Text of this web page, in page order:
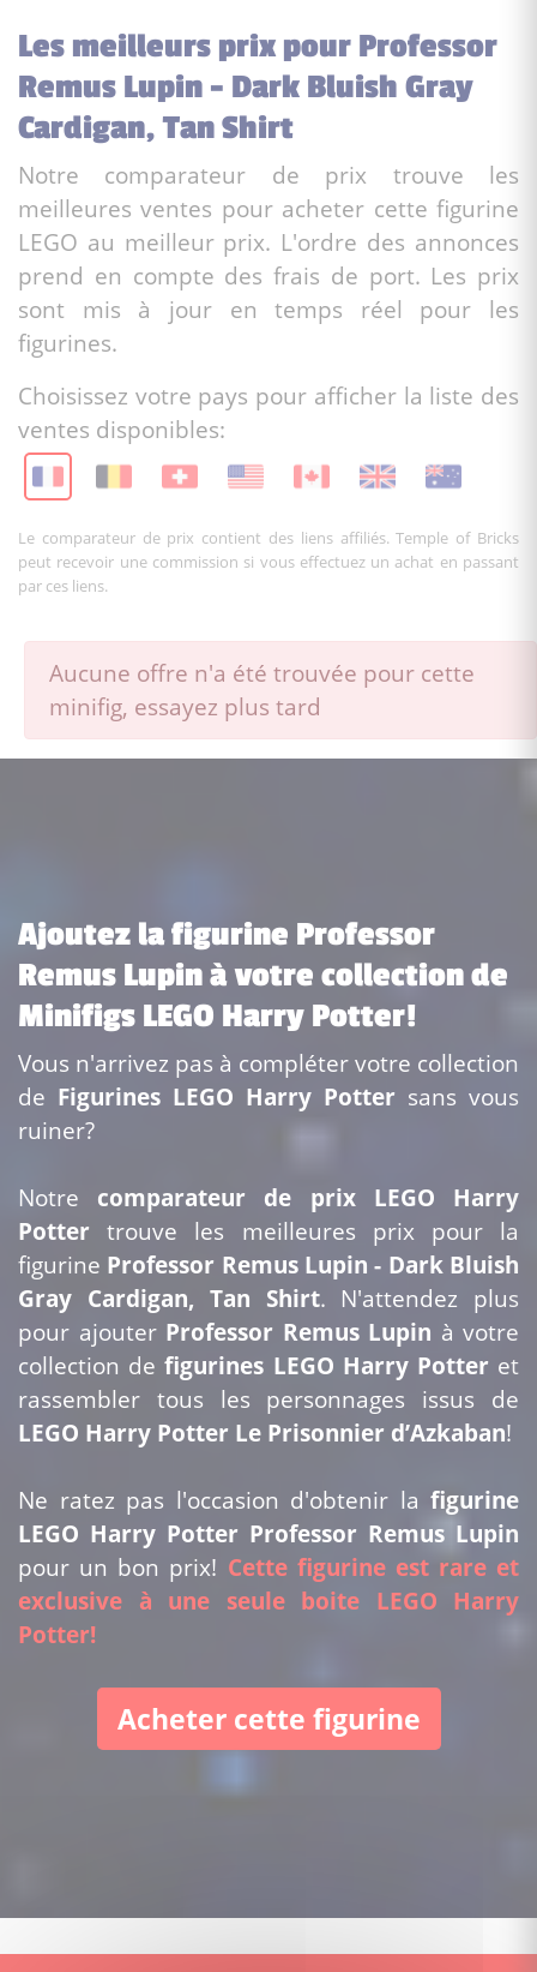
Les meilleurs prix pour Professor
Remus Lupin - Dark Bluish Gray
Cardigan, Tan Shirt
Notre comparateur de prix trouve les
meilleures ventes pour acheter cette figurine
LEGO au meilleur prix. L'ordre des annonces
prend en compte des frais de port. Les prix
sont mis à jour en temps réel pour les
figurines.
Choisissez votre pays pour afficher la liste des
ventes disponibles:
Le comparateur de prix contient des liens affiliés. Temple of Bricks
peut recevoir une commission si vous effectuez un achat en passant
par ces liens.
Aucune offre n'a été trouvée pour cette
minifig, essayez plus tard
Ajoutez la figurine Professor
Remus Lupin à votre collection de
Minifigs LEGO Harry Potter!
Vous n'arrivez pas à compléter votre collection
de Figurines LEGO Harry Potter sans vous
ruiner?
Notre comparateur de prix LEGO Harry
Potter trouve les meilleures prix pour la
figurine Professor Remus Lupin - Dark Bluish
Gray Cardigan, Tan Shirt. N'attendez plus
pour ajouter Professor Remus Lupin à votre
collection defigurines LEGO Harry Potter et
rassembler tous les personnages issus de
LEGO Harry Potter Le Prisonnier d’Azkaban!
Ne ratez pas l'occasion d'obtenir la figurine
LEGO Harry Potter Professor Remus Lupin
pour un bon prix! Cette figurine est rare et
exclusive à une seule boite LEGO Harry
Potter!
Acheter cette figurine